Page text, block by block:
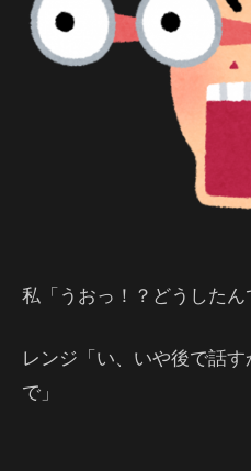
私「うおっ！？どうしたん
レンジ「い、いや後で話
で」